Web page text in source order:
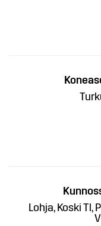
Lohja, Koski Tl,